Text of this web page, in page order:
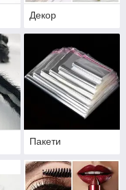
Декор
Пакети